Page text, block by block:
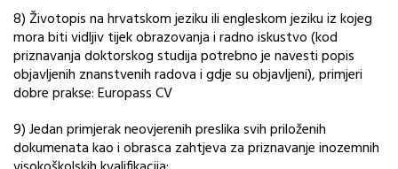
8) Životopis na hrvatskom jeziku ili engleskom jeziku iz kojeg
mora biti vidljiv tijek obrazovanja i radno iskustvo (kod
priznavanja doktorskog studija potrebno je navesti popis
objavljenih znanstvenih radova i gdje su objavljeni), primjeri
dobre prakse: Europass CV
9) Jedan primjerak neovjerenih preslika svih priloženih
dokumenata kao i obrasca zahtjeva za priznavanje inozemnih